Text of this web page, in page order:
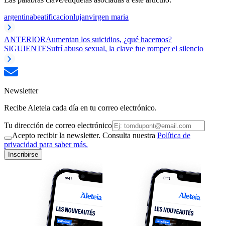
argentinabeatificacionlujanvirgen maria
ANTERIORAumentan los suicidios, ¿qué hacemos?
SIGUIENTESufrí abuso sexual, la clave fue romper el silencio
Newsletter
Recibe Aleteia cada día en tu correo electrónico.
Tu dirección de correo electrónico
Acepto recibir la newsletter. Consulta nuestra Política de
privacidad para saber más.
Inscribirse